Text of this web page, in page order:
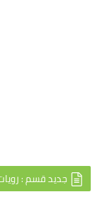
جديد قسم :